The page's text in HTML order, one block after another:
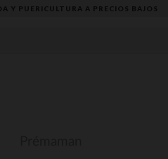
Y PUERICULTURA A PRECIOS BAJOS